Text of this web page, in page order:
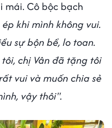
Cô bộc bạch
khi mình không vui.
sự bộn bề, lo toan.
chị Vân đã tặng tôi
vui và muốn chia sẻ
vậy thôi".